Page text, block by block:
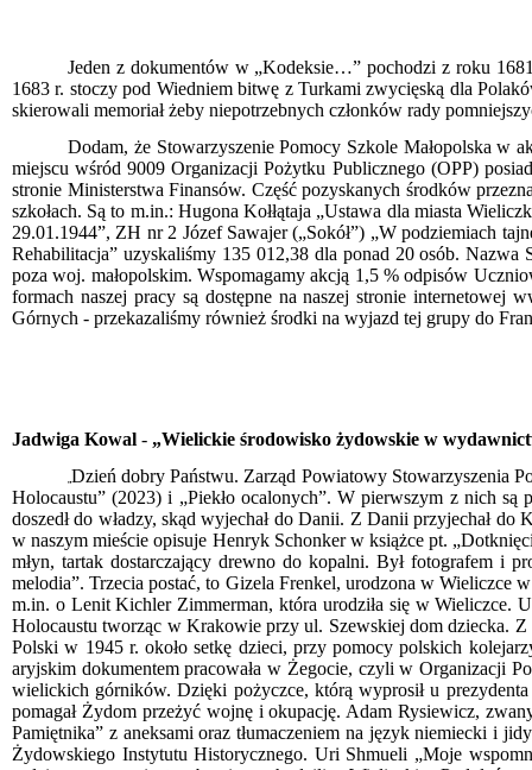
Jeden z dokumentów w „Kodeksie…” pochodzi z roku
1683 r. stoczy pod Wiedniem bitwę z Turkami zwycięską dla
skierowali memoriał żeby niepotrzebnych członków rady
Dodam, że Stowarzyszenie Pomocy Szkole Małopolska
miejscu wśród 9009 Organizacji Pożytku Publicznego (OPP)
stronie Ministerstwa Finansów. Część pozyskanych środków
szkołach. Są to m.in.: Hugona Kołłątaja „Ustawa dla miasta
29.01.1944”, ZH nr 2 Józef Sawajer („Sokół”) „W podziemiach
Rehabilitacja” uzyskaliśmy 135 012,38 dla ponad 20 osób.
poza woj. małopolskim. Wspomagamy akcją 1,5 % odpisów
formach naszej pracy są dostępne na naszej stronie internetowej
Górnych - przekazaliśmy również środki na wyjazd tej grupy do
Jadwiga Kowal - „Wielickie środowisko żydowskie w
Dzień dobry Państwu. Zarząd Powiatowy Stowarzyszenia
Holocaustu” (2023) i „Piekło ocalonych”. W pierwszym z nich
doszedł do władzy, skąd wyjechał do Danii. Z Danii przyjechał
w naszym mieście opisuje Henryk Schonker w książce pt.
młyn, tartak dostarczający drewno do kopalni. Był fotografem i
melodia”. Trzecia postać, to Gizela Frenkel, urodzona w Wieliczce
m.in. o Lenit Kichler Zimmerman, która urodziła się w Wieliczce.
Holocaustu tworząc w Krakowie przy ul. Szewskiej dom dziecka.
Polski w 1945 r. około setkę dzieci, przy pomocy polskich
aryjskim dokumentem pracowała w Żegocie, czyli w Organizacji
wielickich górników. Dzięki pożyczce, którą wyprosił u
pomagał Żydom przeżyć wojnę i okupację. Adam Rysiewicz,
Pamiętnika” z aneksami oraz tłumaczeniem na język niemiecki i
Żydowskiego Instytutu Historycznego. Uri Shmueli „Moje